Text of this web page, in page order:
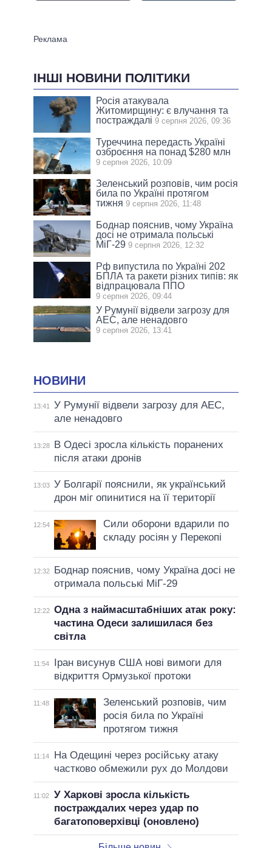
ІНШІ НОВИНИ ПОЛІТИКИ
Росія атакувала
Житомирщину: є влучання та
постраждалі 9 серпня 2026, 09:36
Туреччина передасть Україні
озброєння на понад $280 млн
9 серпня 2026, 10:09
Зеленський розповів, чим росія
била по Україні протягом
тижня 9 серпня 2026, 11:48
Боднар пояснив, чому Україна
досі не отримала польські
МіГ-29 9 серпня 2026, 12:32
Рф випустила по Україні 202
БПЛА та ракети різних типів: як
відпрацювала ППО
9 серпня 2026, 09:44
У Румунії відвели загрозу для
АЕС, але ненадовго
9 серпня 2026, 13:41
НОВИНИ
13:41
У Румунії відвели загрозу для АЕС,
але ненадовго
13:28
В Одесі зросла кількість поранених
після атаки дронів
13:03 У Болгарії пояснили, як український
дрон міг опинитися на її території
12:54
Сили оборони вдарили по
складу росіян у Перекопі
12:32
Боднар пояснив, чому Україна досі не
отримала польські МіГ-29
12:22 Одна з наймасштабніших атак року:
частина Одеси залишилася без
світла
11:54
Іран висунув США нові вимоги для
відкриття Ормузької протоки
11:48
Зеленський розповів, чим
росія била по Україні
протягом тижня
11:14
На Одещині через російську атаку
частково обмежили рух до Молдови
11:02
У Харкові зросла кількість
постраждалих через удар по
багатоповерхівці (оновлено)